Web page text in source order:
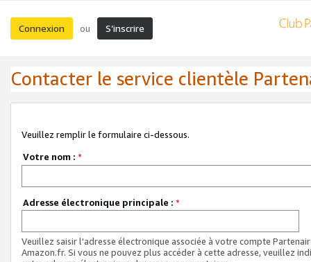
Connexion ou S’inscrire
Contacter le service clientèle
Veuillez remplir le formulaire ci-dessous.
Votre nom : *
Adresse électronique principale : *
Veuillez saisir l'adresse électronique associée à votre compte
Amazon.fr. Si vous ne pouvez plus accéder à cette adresse, veuillez